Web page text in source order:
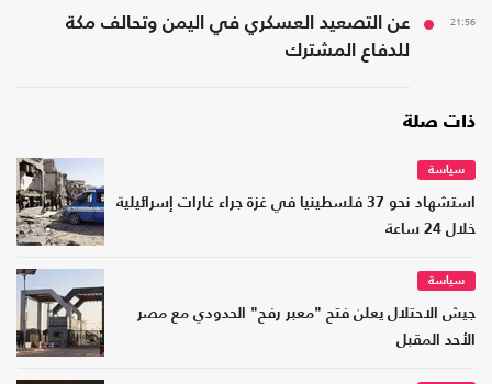
21:56
عن التصعيد العسكري في اليمن وتحالف مكة
للدفاع المشترك
ذات صلة
سياسة
استشهاد نحو 37 فلسطينيا في غزة جراء غارات إسرائيلية
خلال 24 ساعة
سياسة
جيش الاحتلال يعلن فتح "معبر رفح" الحدودي مع مصر
الأحد المقبل